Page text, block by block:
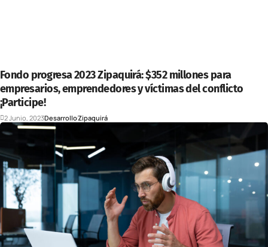
Fondo progresa 2023 Zipaquirá: $352 millones para
empresarios, emprendedores y víctimas del conflicto
¡Participe!
2 Junio, 2023DesarrolloZipaquirá